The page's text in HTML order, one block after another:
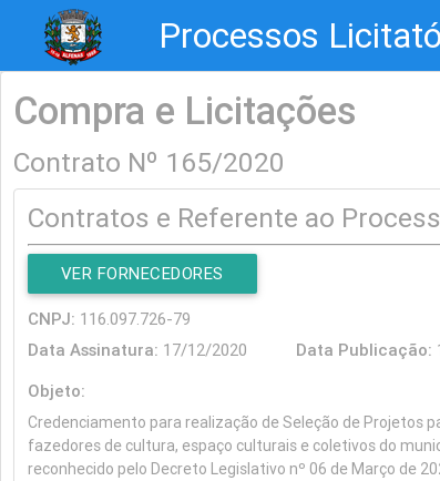
Processos
Compra e Licitações
Contrato Nº 165/2020
Contratos e Referente ao
VER FORNECEDORES
CNPJ: 116.097.726-79
Data Assinatura: 17/12/2020 Data Publicação:
Objeto:
Credenciamento para realização de Seleção de Projetos
fazedores de cultura, espaço culturais e coletivos do
reconhecido pelo Decreto Legislativo nº 06 de Março de